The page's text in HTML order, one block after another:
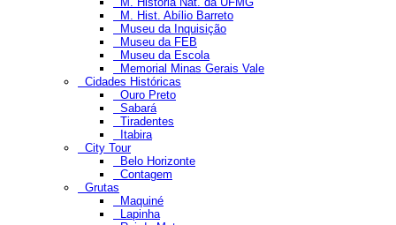
M. Hist. Abílio Barreto
Museu da Inquisição
Museu da FEB
Museu da Escola
Memorial Minas Gerais Vale
Cidades Históricas
Ouro Preto
Sabará
Tiradentes
Itabira
City Tour
Belo Horizonte
Contagem
Grutas
Maquiné
Lapinha